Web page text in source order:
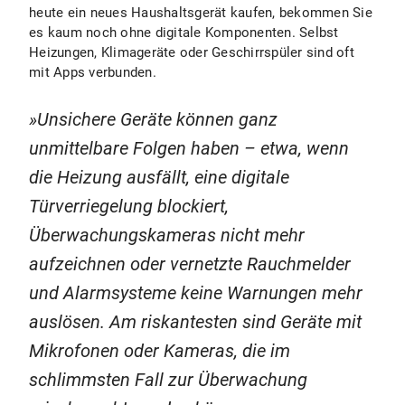
heute ein neues Haushaltsgerät kaufen, bekommen Sie
es kaum noch ohne digitale Komponenten. Selbst
Heizungen, Klimageräte oder Geschirrspüler sind oft
mit Apps verbunden.
Unsichere Geräte können ganz
unmittelbare Folgen haben – etwa, wenn
die Heizung ausfällt, eine digitale
Türverriegelung blockiert,
Überwachungskameras nicht mehr
aufzeichnen oder vernetzte Rauchmelder
und Alarmsysteme keine Warnungen mehr
auslösen. Am riskantesten sind Geräte mit
Mikrofonen oder Kameras, die im
schlimmsten Fall zur Überwachung